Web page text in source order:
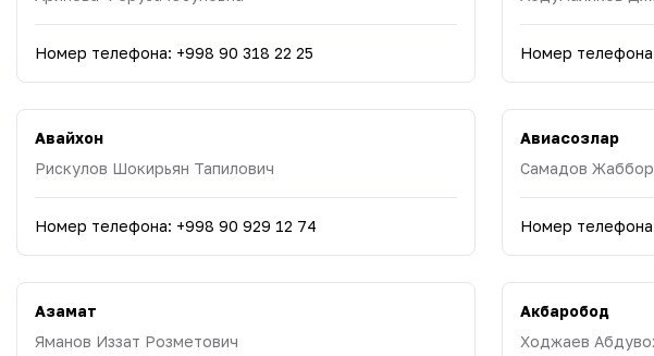
Номер телефона: +998 90 318 22 25 Номер телефона
Авайхон
Рискулов Шокирьян Тапилович
Номер телефона: +998 90 929 12 74
Авиасозлар
Самадов
Номер телефона
Азамат
Яманов Иззат Розметович
Акбаробод
Ходжаев